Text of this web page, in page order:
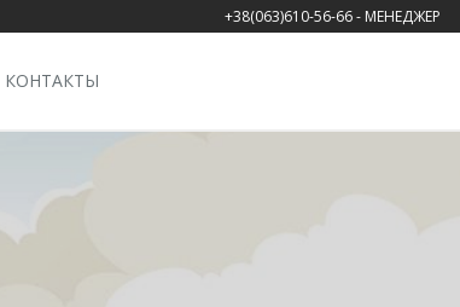
+38(063)610-56-66- МЕНЕДЖЕР
КОНТАКТЫ